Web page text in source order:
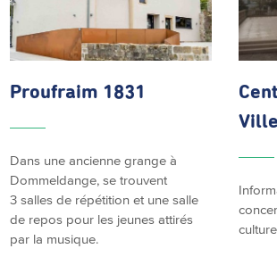
Proufraim 1831
Dans une ancienne grange à
Dommeldange, se trouvent
3 salles de répétition et une salle
de repos pour les jeunes attirés
par la musique.
Ville